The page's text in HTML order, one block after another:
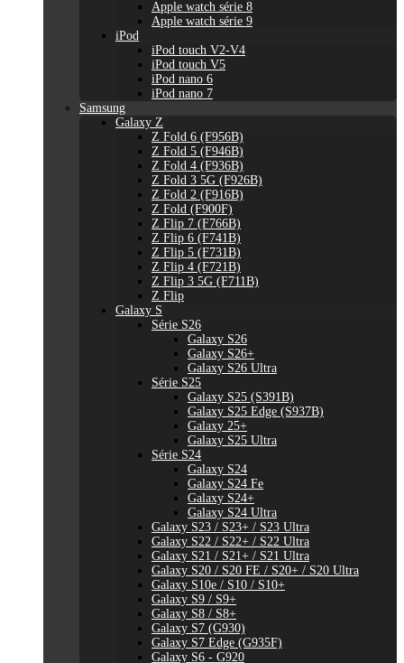
Apple watch série 8
Apple watch série 9
iPod
iPod touch V2-V4
iPod touch V5
iPod nano 6
iPod nano 7
Samsung
Galaxy Z
Z Fold 6 (F956B)
Z Fold 5 (F946B)
Z Fold 4 (F936B)
Z Fold 3 5G (F926B)
Z Fold 2 (F916B)
Z Fold (F900F)
Z Flip 7 (F766B)
Z Flip 6 (F741B)
Z Flip 5 (F731B)
Z Flip 4 (F721B)
Z Flip 3 5G (F711B)
Z Flip
Galaxy S
Série S26
Galaxy S26
Galaxy S26+
Galaxy S26 Ultra
Série S25
Galaxy S25 (S391B)
Galaxy S25 Edge (S937B)
Galaxy 25+
Galaxy S25 Ultra
Série S24
Galaxy S24
Galaxy S24 Fe
Galaxy S24+
Galaxy S24 Ultra
Galaxy S23 / S23+ / S23 Ultra
Galaxy S22 / S22+ / S22 Ultra
Galaxy S21 / S21+ / S21 Ultra
Galaxy S20 / S20 FE / S20+ / S20 Ultra
Galaxy S10e / S10 / S10+
Galaxy S9 / S9+
Galaxy S8 / S8+
Galaxy S7 (G930)
Galaxy S7 Edge (G935F)
Galaxy S6 - G920